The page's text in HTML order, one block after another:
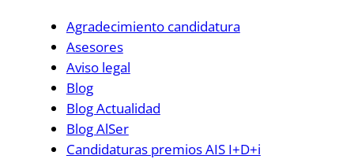
Agradecimiento candidatura
Asesores
Aviso legal
Blog
Blog Actualidad
Blog AlSer
Candidaturas premios AIS I+D+i